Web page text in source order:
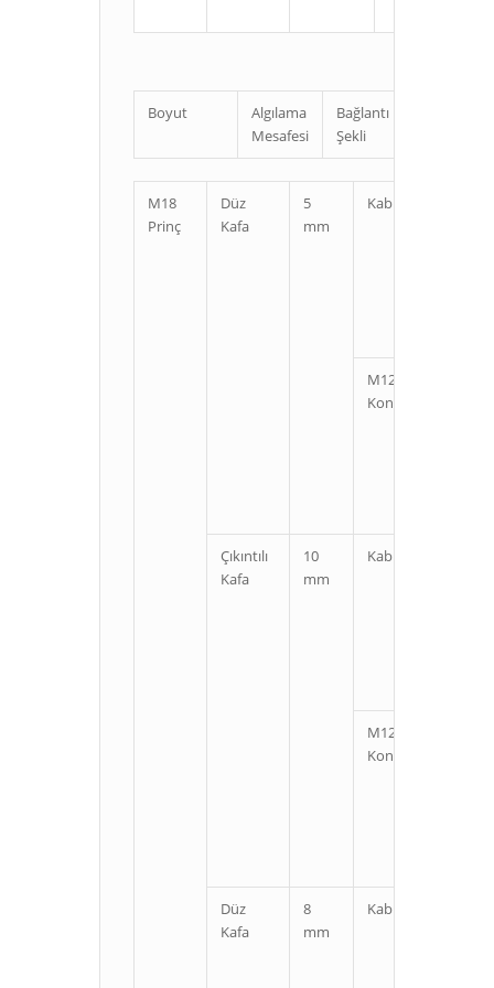
Boyut
Algılama
Mesafesi
Bağlantı
Şekli
M18
Prinç
Düz
Kafa
5
mm
Kablolu
M12
Konnektörlü
Çıkıntılı
Kafa
10
mm
Kablolu
M12
Konnektörlü
Düz
Kafa
8
mm
Kablolu